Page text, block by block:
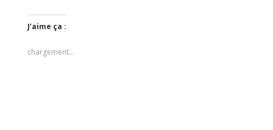
J’aime ça :
chargement…